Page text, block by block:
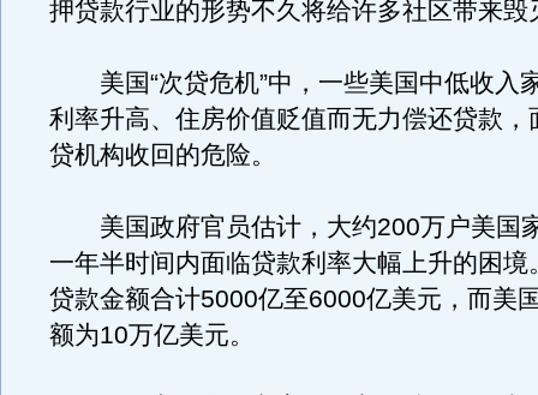
押贷款行业的形势不久将给许多社区带来毁
美国“次贷危机”中，一些美国中低收入
利率升高、住房价值贬值而无力偿还贷款，
贷机构收回的危险。
美国政府官员估计，大约200万户美国
一年半时间内面临贷款利率大幅上升的困境
贷款金额合计5000亿至6000亿美元，而美
额为10万亿美元。